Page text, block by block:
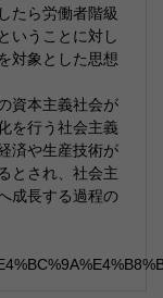
たら労働者階級
いうことに対し
対象とした思想
資本主義社会が
を行う社会主義
済や生産技術が
とされ、社会主
成長する過程の